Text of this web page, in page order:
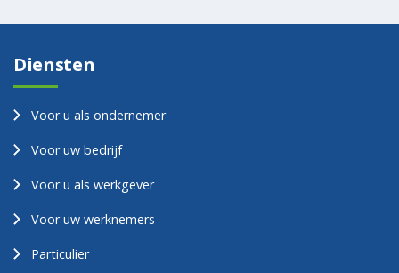
Diensten
Voor u als ondernemer
Voor uw bedrijf
Voor u als werkgever
Voor uw werknemers
Particulier